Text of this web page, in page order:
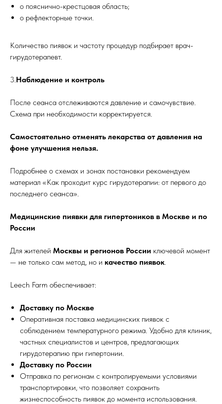
o пояснично-крестцовая область;
o рефлекторные точки.
Количество пиявок и частоту процедур подбирает врач-
гирудотерапевт.
3.Наблюдение и контроль
После сеанса отслеживаются давление и самочувствие.
Схема при необходимости корректируется.
Самостоятельно отменять лекарства от давления на
фоне улучшения нельзя.
Подробнее о схемах и зонах постановки рекомендуем
материал «Как проходит курс гирудотерапии: от первого до
последнего сеанса».
Медицинские пиявки для гипертоников в Москве и по
России
Для жителей Москвы и регионов России ключевой момент
— не только сам метод, но и качество пиявок.
Leech Farm обеспечивает:
Доставку по Москве
Оперативная поставка медицинских пиявок с
соблюдением температурного режима. Удобно для клиник,
частных специалистов и центров, предлагающих
гирудотерапию при гипертонии.
Доставку по России
Отправка по регионам с контролируемыми условиями
транспортировки, что позволяет сохранить
жизнеспособность пиявок до момента использования.